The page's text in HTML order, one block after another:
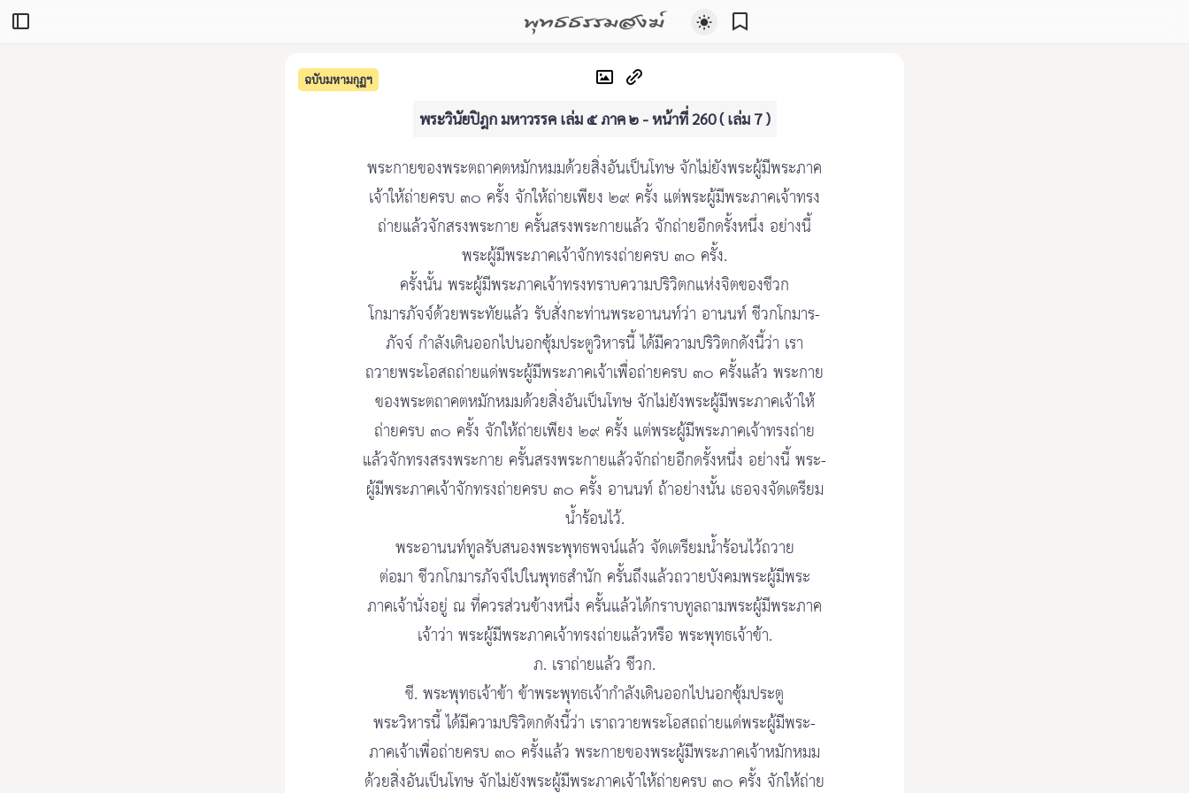
พุทธธรรมสงฆ์
ฉบับมหามกุฏฯ
พระวินัยปิฎก มหาวรรค เล่ม ๕ ภาค ๒ - หน้าที่ 260 ( เล่ม 7 )
พระกายของพระตถาคตหมักหมมด้วยสิ่งอันเป็นโทษ จักไม่ยังพระผู้มีพระภาค
เจ้าให้ถ่ายครบ ๓๐ ครั้ง จักให้ถ่ายเพียง ๒๙ ครั้ง แต่พระผู้มีพระภาคเจ้าทรง
ถ่ายแล้วจักสรงพระกาย ครั้นสรงพระกายแล้ว จักถ่ายอีกดรั้งหนึ่ง อย่างนี้
พระผู้มีพระภาคเจ้าจักทรงถ่ายครบ ๓๐ ครั้ง.
ครั้งนั้น พระผู้มีพระภาคเจ้าทรงทราบความปริวิตกแห่งจิตของชีวก
โกมารภัจจ์ด้วยพระทัยแล้ว รับสั่งกะท่านพระอานนท์ว่า อานนท์ ชีวกโกมาร-
ภัจจ์ กำลังเดินออกไปนอกซุ้มประตูวิหารนี้ ได้มีความปริวิตกดังนี้ว่า เรา
ถวายพระโอสถถ่ายแด่พระผู้มีพระภาคเจ้าเพื่อถ่ายครบ ๓๐ ครั้งแล้ว พระกาย
ของพระตถาคตหมักหมมด้วยสิ่งอันเป็นโทษ จักไม่ยังพระผู้มีพระภาคเจ้าให้
ถ่ายครบ ๓๐ ครั้ง จักให้ถ่ายเพียง ๒๙ ครั้ง แต่พระผู้มีพระภาคเจ้าทรงถ่าย
แล้วจักทรงสรงพระกาย ครั้นสรงพระกายแล้วจักถ่ายอีกดรั้งหนึ่ง อย่างนี้ พระ-
ผู้มีพระภาคเจ้าจักทรงถ่ายครบ ๓๐ ครั้ง อานนท์ ถ้าอย่างนั้น เธอจงจัดเตรียม
น้ำร้อนไว้.
พระอานนท์ทูลรับสนองพระพุทธพจน์แล้ว จัดเตรียมน้ำร้อนไว้ถวาย
ต่อมา ชีวกโกมารภัจจ์ไปในพุทธสำนัก ครั้นถึงแล้วถวายบังคมพระผู้มีพระ
ภาคเจ้านั่งอยู่ ณ ที่ควรส่วนข้างหนึ่ง ครั้นแล้วได้กราบทูลถามพระผู้มีพระภาค
เจ้าว่า พระผู้มีพระภาคเจ้าทรงถ่ายแล้วหรือ พระพุทธเจ้าข้า.
ภ. เราถ่ายแล้ว ชีวก.
ชี. พระพุทธเจ้าข้า ข้าพระพุทธเจ้ากำลังเดินออกไปนอกซุ้มประตู
พระวิหารนี้ ได้มีความปริวิตกดังนี้ว่า เราถวายพระโอสถถ่ายแด่พระผู้มีพระ-
ภาคเจ้าเพื่อถ่ายครบ ๓๐ ครั้งแล้ว พระกายของพระผู้มีพระภาคเจ้าหมักหมม
ด้วยสิ่งอันเป็นโทษ จักไม่ยังพระผู้มีพระภาคเจ้าให้ถ่ายครบ ๓๐ ครั้ง จักให้ถ่าย